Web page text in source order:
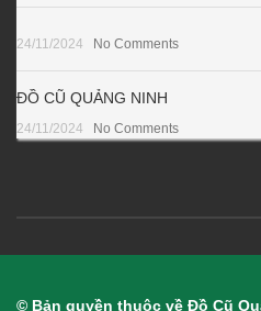
24/11/2024 No Comments
ĐỒ CŨ QUẢNG NINH
24/11/2024 No Comments
© Bản quyền thuộc về Đồ Cũ